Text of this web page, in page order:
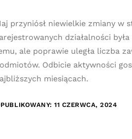
przyniósł niewielkie zmiany w
działalności
ale poprawie uległa liczba
Odbicie aktywności
miesiącach.
11 CZERWCA, 2024